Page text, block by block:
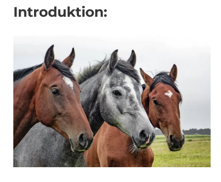
Introduktion: